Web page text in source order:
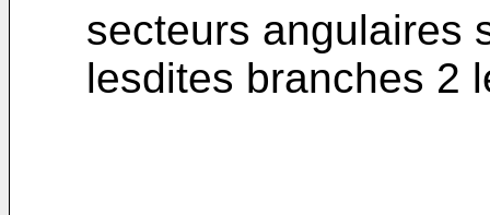
secteurs angulaires
lesdites branches 2